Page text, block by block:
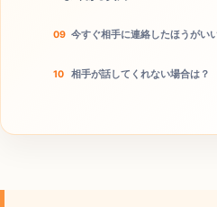
今すぐ相手に連絡したほうがい
相手が話してくれない場合は？